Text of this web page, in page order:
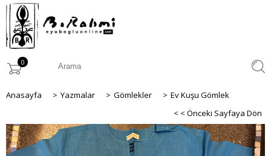
0
Anasayfa > Yazmalar > Gömlekler > Ev Kuşu Gömlek
< < Önceki Sayfaya Dön